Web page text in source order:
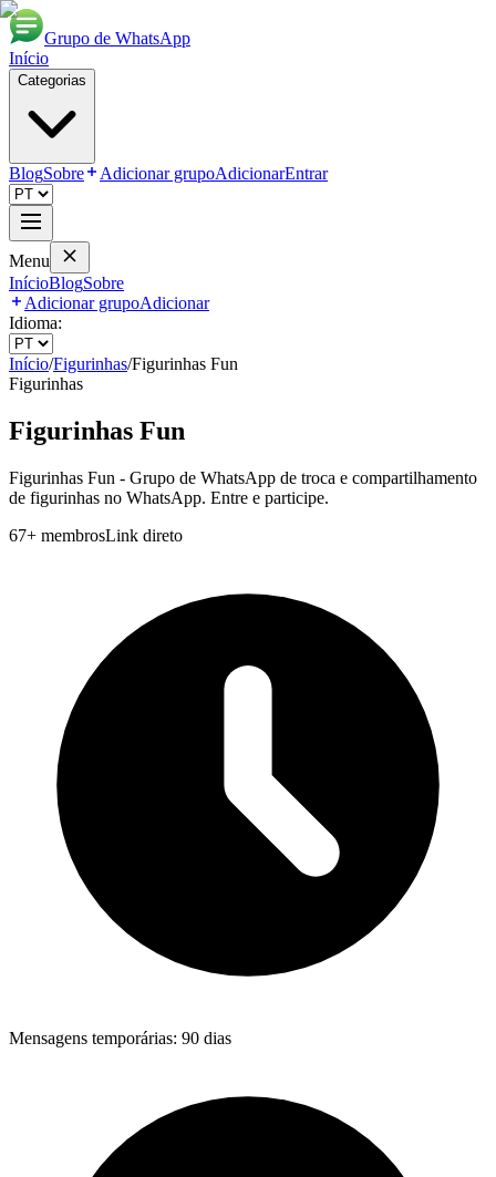
Grupo de WhatsApp
Início
Categorias
BlogSobre Adicionar grupoAdicionarEntrar
Menu
InícioBlogSobre
Adicionar grupoAdicionar
Idioma:
Início/Figurinhas/Figurinhas Fun
Figurinhas
Figurinhas Fun
Figurinhas Fun - Grupo de WhatsApp de troca e compartilhamento
de figurinhas no WhatsApp. Entre e participe.
67+ membrosLink direto
Mensagens temporárias: 90 dias